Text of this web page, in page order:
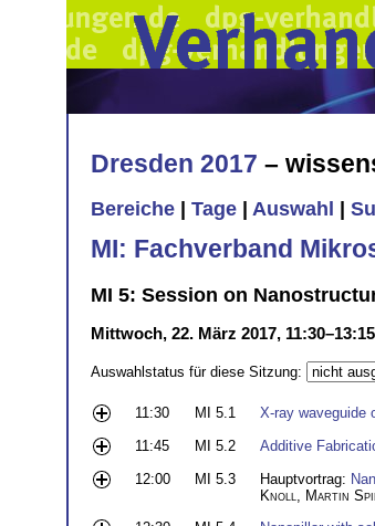
Dresden 2017 –
Bereiche Tage Auswahl
MI: Fachverband
MI 5: Session on
Mittwoch, 22. März 2017,
Auswahlstatus für diese Sitzung:
11:30 MI 5.1 X-ray waveguide
11:45
MI 5.2 Additive
12:00
MI 5.3 Hauptvortrag:
Knoll
Martin